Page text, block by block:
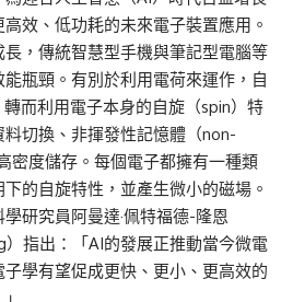
效、低功耗的未來電子裝置應用。
，傳統智慧型手機與筆記型電腦等
瓶頸。有別於利用電荷來運作，自
而利用電子本身的自旋（spin）特
切換、非揮發性記憶體（non-
密度儲存。每個電子都擁有一種類
的自旋特性，並產生微小的磁場。
研究員阿曼達·佩特福德-隆恩
）指出：「AI的發展正推動當今微電
學有望促成更快、更小、更高效的